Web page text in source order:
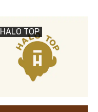
HALO TOP